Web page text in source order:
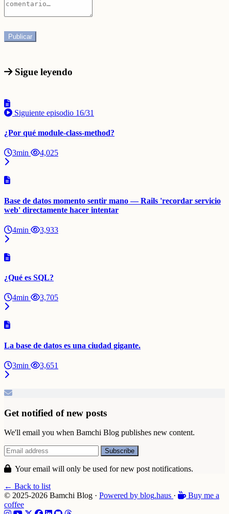
Sigue leyendo
Siguiente episodio 16/31
¿Por qué module-class-method?
3min 4,025
Base de datos momento sentir mano — Rails 'recordar servicio
web' directamente hacer intentar
4min 3,933
¿Qué es SQL?
4min 3,705
La base de datos es una ciudad gigante.
3min 3,651
Get notified of new posts
We'll email you when Bamchi Blog publishes new content.
Your email will only be used for new post notifications.
← Back to list
© 2025-2026 Bamchi Blog · Powered by blog.haus ·
Buy me a
coffee